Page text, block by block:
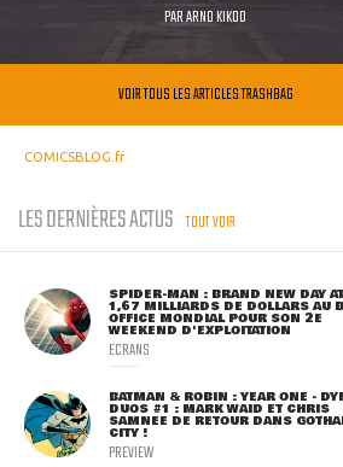
PARARNO KIKOO
VOIR TOUS LES ARTICLES TRASHBAG
COMICSBLOG.fr
LES DERNIÈRES ACTUS TOUT VOIR
SPIDER-MAN : BRAND NEW DAY
1,67 MILLIARDS DE DOLLARS AU
OFFICE MONDIAL POUR SON 2E
WEEKEND D'EXPLOITATION
ECRANS
BATMAN & ROBIN : YEAR ONE -
DUOS #1 : MARK WAID ET CHRIS
SAMNEE DE RETOUR DANS
CITY !
PREVIEW